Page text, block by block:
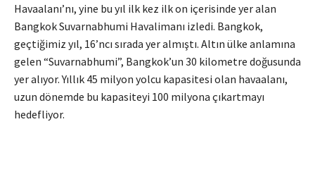
Havaalanı’nı, yine bu yıl ilk kez ilk on içerisinde yer alan
Bangkok Suvarnabhumi Havalimanı izledi. Bangkok,
geçtiğimiz yıl, 16’ncı sırada yer almıştı. Altın ülke anlamına
gelen “Suvarnabhumi”, Bangkok’un 30 kilometre doğusunda
yer alıyor. Yıllık 45 milyon yolcu kapasitesi olan havaalanı,
uzun dönemde bu kapasiteyi 100 milyona çıkartmayı
hedefliyor.